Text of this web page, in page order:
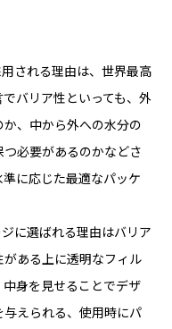
用される理由は、世界最高
バリア性といっても、外
、中から外への水分の
必要があるのかなどさ
に応じた最適なパッケ
ジに選ばれる理由はバリア
ある上に透明なフィル
身を見せることでデザ
えられる、使用時にパ